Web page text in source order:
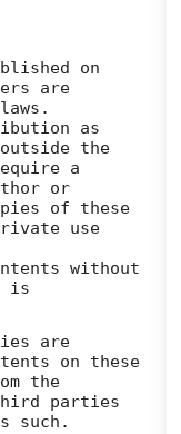
on
are
as
the
a
or
of these
use
without
is
are
on these
the
parties
such.